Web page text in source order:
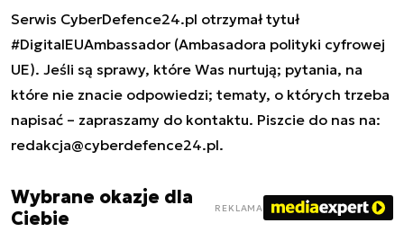
Serwis CyberDefence24.pl otrzymał tytuł
#DigitalEUAmbassador (Ambasadora polityki cyfrowej
UE). Jeśli są sprawy, które Was nurtują; pytania, na
które nie znacie odpowiedzi; tematy, o których trzeba
napisać – zapraszamy do kontaktu. Piszcie do nas na:
redakcja@cyberdefence24.pl.
Wybrane okazje dla
Ciebie
REKLAMA